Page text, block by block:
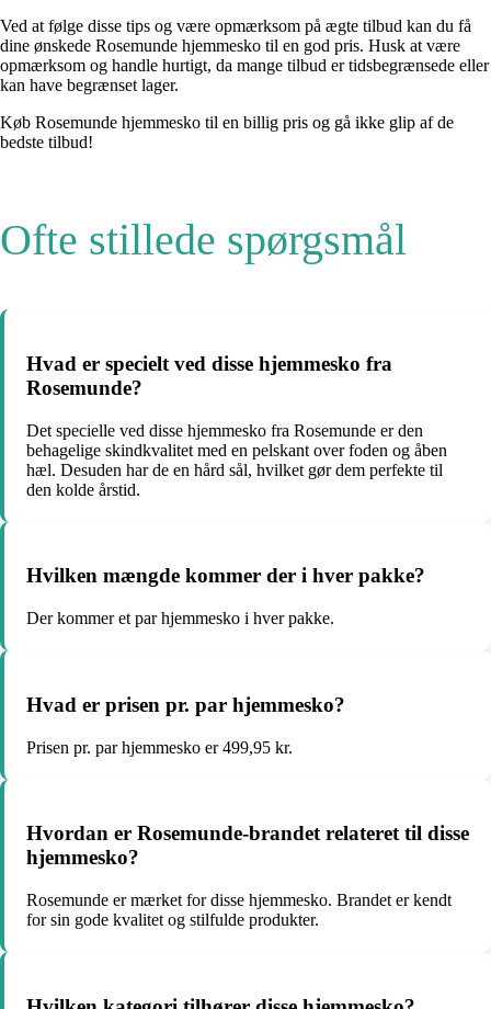
Ved at følge disse tips og være opmærksom på ægte tilbud kan du få
dine ønskede Rosemunde hjemmesko til en god pris. Husk at være
opmærksom og handle hurtigt, da mange tilbud er tidsbegrænsede eller
kan have begrænset lager.
Køb Rosemunde hjemmesko til en billig pris og gå ikke glip af de
bedste tilbud!
Ofte stillede spørgsmål
Hvad er specielt ved disse hjemmesko fra
Rosemunde?
Det specielle ved disse hjemmesko fra Rosemunde er den
behagelige skindkvalitet med en pelskant over foden og åben
hæl. Desuden har de en hård sål, hvilket gør dem perfekte til
den kolde årstid.
Hvilken mængde kommer der i hver pakke?
Der kommer et par hjemmesko i hver pakke.
Hvad er prisen pr. par hjemmesko?
Prisen pr. par hjemmesko er 499,95 kr.
Hvordan er Rosemunde-brandet relateret til disse
hjemmesko?
Rosemunde er mærket for disse hjemmesko. Brandet er kendt
for sin gode kvalitet og stilfulde produkter.